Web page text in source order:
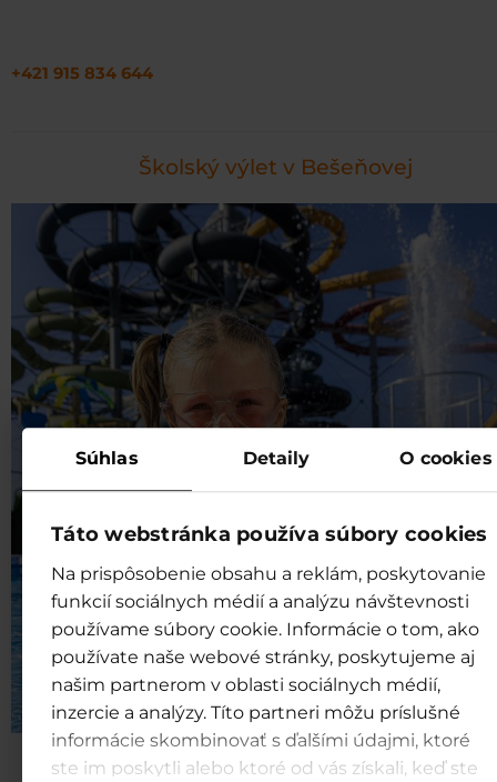
Súhlas Detaily O cookies
Táto webstránka používa súbory cookies
Na prispôsobenie obsahu a reklám, poskytovanie
funkcií sociálnych médií a analýzu návštevnosti
používame súbory cookie. Informácie o tom, ako
používate naše webové stránky, poskytujeme aj
našim partnerom v oblasti sociálnych médií,
inzercie a analýzy. Títo partneri môžu príslušné
informácie skombinovať s ďalšími údajmi, ktoré
ste im poskytli alebo ktoré od vás získali, keď ste
+421 915 834 644
Školský výlet v Bešeňovej
Školský výlet v Jasnej